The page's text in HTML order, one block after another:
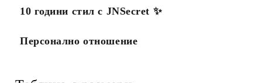
10 години стил с JNSecret ✨️
Персонално отношение